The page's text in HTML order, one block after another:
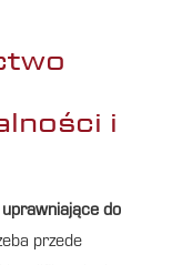
i
do
przede